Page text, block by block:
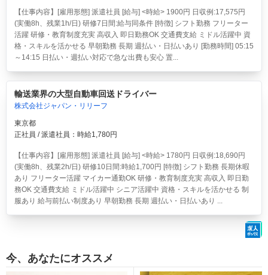
【仕事内容】[雇用形態] 派遣社員 [給与] <時給> 1900円 日収例:17,575円
(実働8h、残業1h/日) 研修7日間:給与同条件 [特徴] シフト勤務 フリーター
活躍 研修・教育制度充実 高収入 即日勤務OK 交通費支給 ミドル活躍中 資
格・スキルを活かせる 早朝勤務 長期 週払い・日払いあり [勤務時間] 05:15
～14:15 日払い・週払い対応で急な出費も安心 置...
輸送業界の大型自動車回送ドライバー
株式会社ジャパン・リリーフ
東京都
正社員 / 派遣社員：時給1,780円
【仕事内容】[雇用形態] 派遣社員 [給与] <時給> 1780円 日収例:18,690円
(実働8h、残業2h/日) 研修10日間:時給1,700円 [特徴] シフト勤務 長期休暇
あり フリーター活躍 マイカー通勤OK 研修・教育制度充実 高収入 即日勤
務OK 交通費支給 ミドル活躍中 シニア活躍中 資格・スキルを活かせる 制
服あり 給与前払い制度あり 早朝勤務 長期 週払い・日払いあり ...
今、あなたにオススメ